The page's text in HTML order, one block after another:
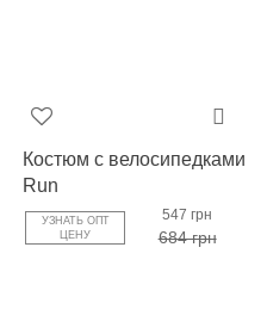
Костюм c велосипедками
Run
УЗНАТЬ ОПТ
ЦЕНУ
547 грн
684 грн